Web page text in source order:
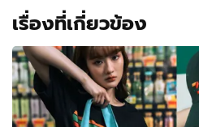
เรื่องที่เกี่ยวข้อง